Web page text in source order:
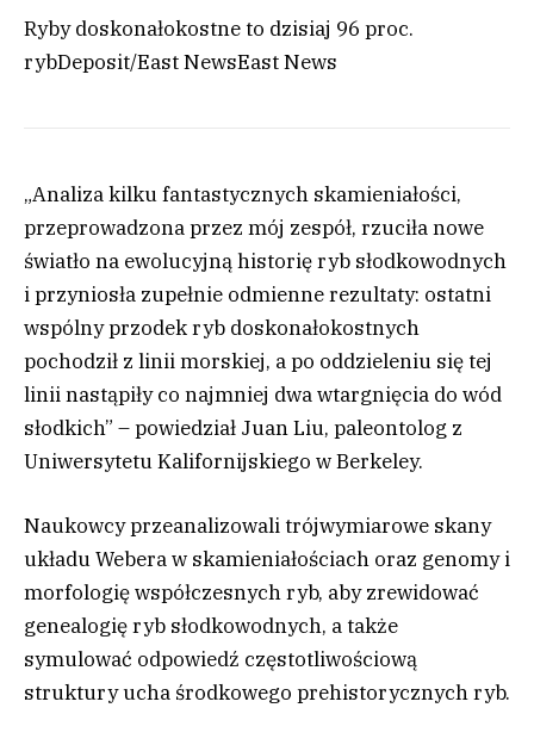
Ryby doskonałokostne to dzisiaj 96 proc.
rybDeposit/East NewsEast News
„Analiza kilku fantastycznych skamieniałości,
przeprowadzona przez mój zespół, rzuciła nowe
światło na ewolucyjną historię ryb słodkowodnych
i przyniosła zupełnie odmienne rezultaty: ostatni
wspólny przodek ryb doskonałokostnych
pochodził z linii morskiej, a po oddzieleniu się tej
linii nastąpiły co najmniej dwa wtargnięcia do wód
słodkich” – powiedział Juan Liu, paleontolog z
Uniwersytetu Kalifornijskiego w Berkeley.
Naukowcy przeanalizowali trójwymiarowe skany
układu Webera w skamieniałościach oraz genomy i
morfologię współczesnych ryb, aby zrewidować
genealogię ryb słodkowodnych, a także
symulować odpowiedź częstotliwościową
struktury ucha środkowego prehistorycznych ryb.